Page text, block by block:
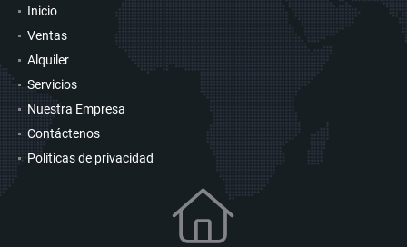
Inicio
Ventas
Alquiler
Servicios
Nuestra Empresa
Contáctenos
Políticas de privacidad